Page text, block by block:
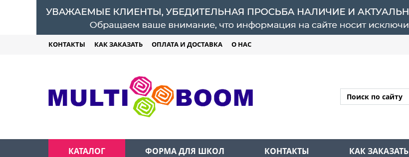
КОНТАКТЫ КАК ЗАКАЗАТЬ ОПЛАТА И ДОСТАВКА О НАС
КАТАЛОГ ФОРМА ДЛЯ ШКОЛ КОНТАКТЫ КАК ЗАКАЗАТЬ